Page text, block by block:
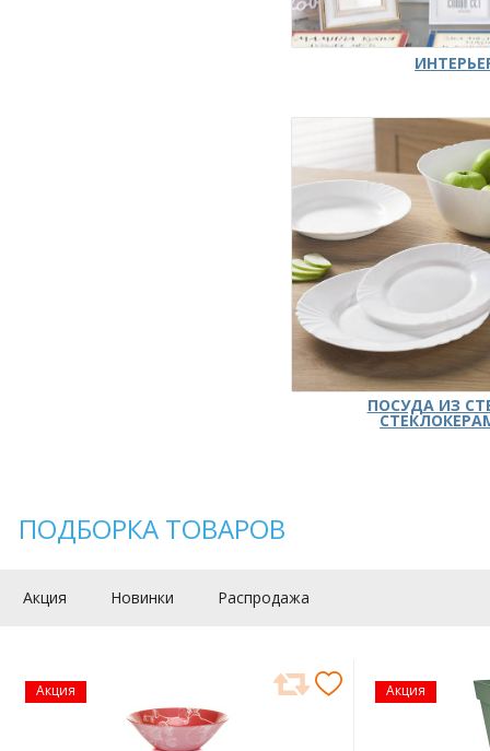
ПОСУДА ИЗ
ПОДБОРКА ТОВАРОВ
Акция Новинки Распродажа
Акция Акция